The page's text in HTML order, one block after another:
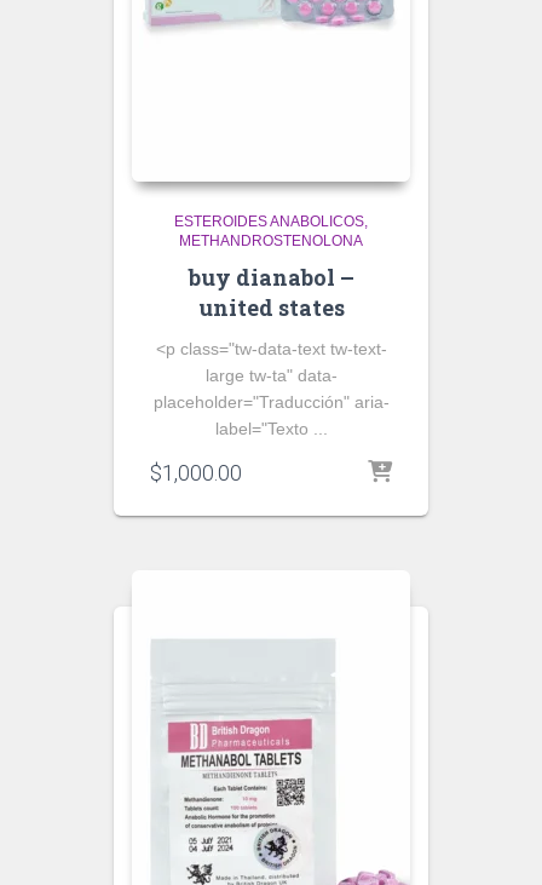
ESTEROIDES ANABOLICOS
METHANDROSTENOLONA
buy dianabol –
united states
<p class="tw-data-text tw-text-
large tw-ta" data-
placeholder="Traducción" aria-
label="Texto ...
$1,000.00